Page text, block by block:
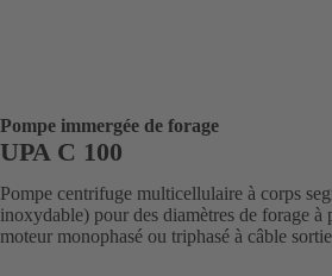
Pompe immergée de forage
UPA C 100
Pompe centrifuge multicellulaire à corps
inoxydable) pour des diamètres de forage
moteur monophasé ou triphasé à câble